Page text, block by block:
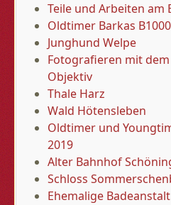
Teile und Arbeiten am
Oldtimer Barkas B1000
Junghund Welpe
Fotografieren mit
Objektiv
Thale Harz
Wald Hötensleben
Oldtimer und
2019
Alter Bahnhof
Schloss
Ehemalige Badeanstalt